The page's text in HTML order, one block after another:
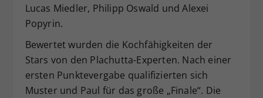
Lucas Miedler, Philipp Oswald und Alexei
Popyrin.
Bewertet wurden die Kochfähigkeiten der
Stars von den Plachutta-Experten. Nach einer
ersten Punktevergabe qualifizierten sich
Muster und Paul für das große „Finale“. Die